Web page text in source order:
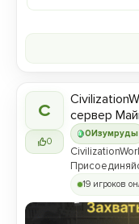
C
0
0 Изумруды
сервер
19 игроков